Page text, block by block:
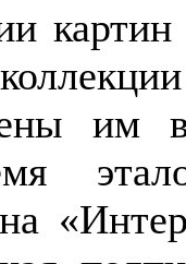
им